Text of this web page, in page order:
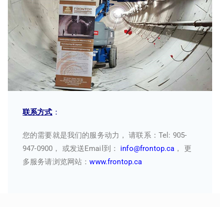
联系方式 ：
您的需要就是我们的服务动力， 请联系：Tel: 905-
947-0900， 或发送Email到：
info@frontop.ca ， 更
多服务请浏览网站：www.frontop.ca